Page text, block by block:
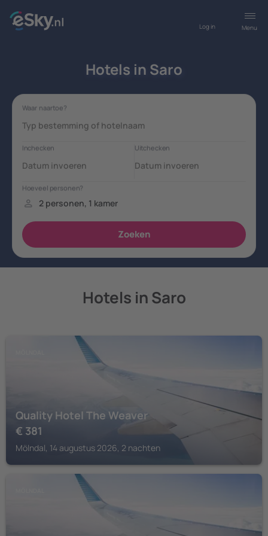
Menu
Log in
Hotels in Saro
Hotels in Saro
Quality Hotel The Weaver
€ 381
Mölndal, 14 augustus 2026, 2 nachten